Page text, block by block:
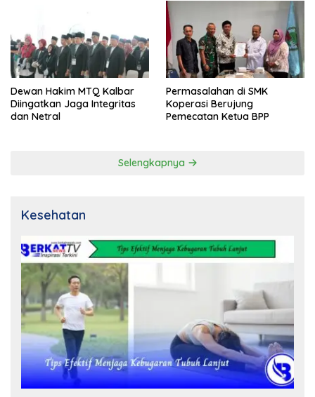
Dewan Hakim MTQ Kalbar
Diingatkan Jaga Integritas
dan Netral
Permasalahan di SMK
Koperasi Berujung
Pemecatan Ketua BPP
Selengkapnya
Kesehatan